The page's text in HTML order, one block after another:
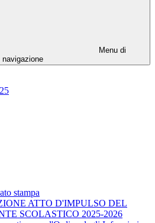
Menu di
navigazione
stampa
ATTO D'IMPULSO DEL
SCOLASTICO 2025-2026